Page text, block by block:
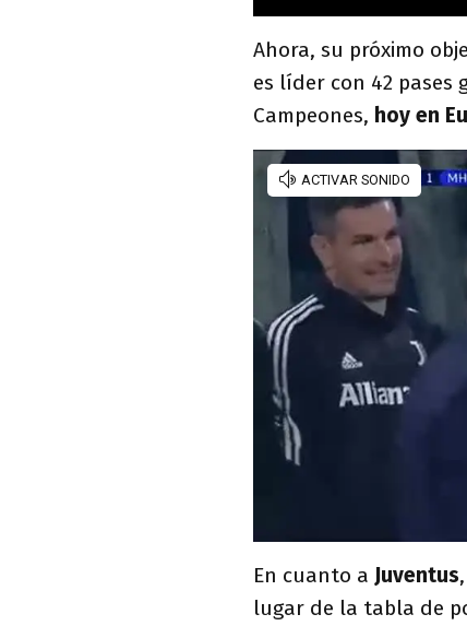
Ahora, su próximo
es líder con 42 pases
Campeones, hoy en
En cuanto a Juventus
lugar de la tabla de